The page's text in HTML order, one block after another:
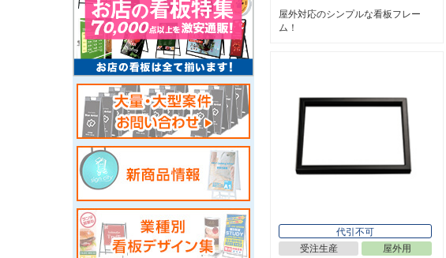
屋外対応のシンプルな看板フレー
ム！
代引不可
受注生産
屋外用